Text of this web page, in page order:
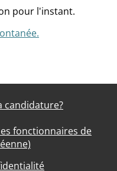
pour l'instant.
candidature?
fonctionnaires de